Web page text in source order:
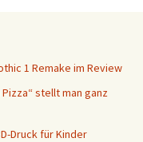
1 Remake im Review
stellt man ganz
Druck für Kinder